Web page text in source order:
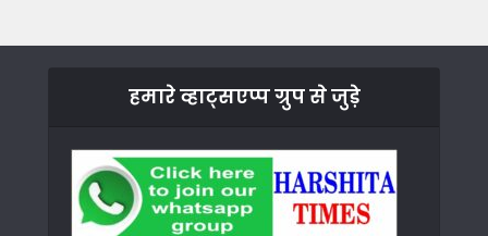
हमारे व्हाट्सएप्प ग्रुप से जुड़े